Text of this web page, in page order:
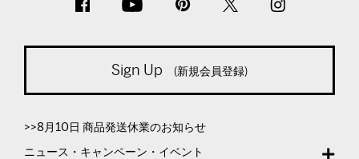
Sign Up (新規会員登録)
>>8月10日 商品発送休業のお知らせ
ニュース・キャンペーン・イベント